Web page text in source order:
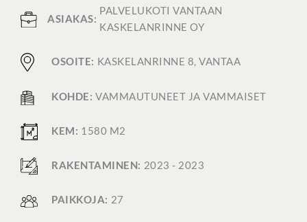
ASIAKAS:
PALVELUKOTI VANTAAN
KASKELANRINNE OY
OSOITE: KASKELANRINNE 8, VANTAA
KOHDE: VAMMAUTUNEET JA VAMMAISET
KEM: 1580 M2
RAKENTAMINEN: 2023 - 2023
PAIKKOJA: 27